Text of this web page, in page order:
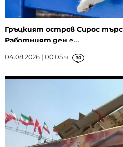
Гръцкият остров Сирос
Работният ден е...
04.08.2026 | 00:05 ч. 30